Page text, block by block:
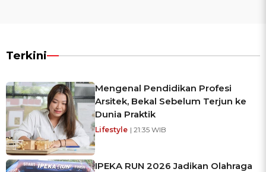
Terkini
Mengenal Pendidikan Profesi
Arsitek, Bekal Sebelum Terjun ke
Dunia Praktik
Lifestyle | 21:35 WIB
IPEKA RUN 2026 Jadikan Olahraga